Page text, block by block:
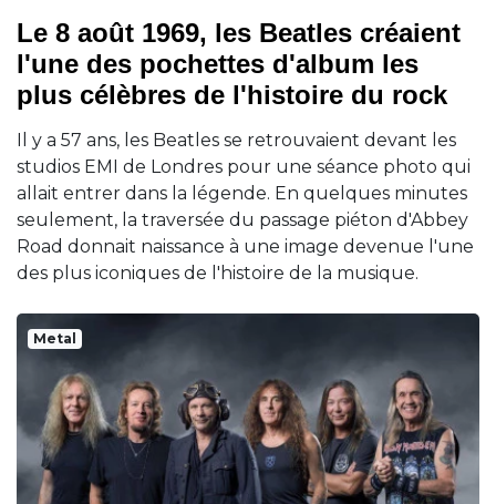
Le 8 août 1969, les Beatles créaient
l'une des pochettes d'album les
plus célèbres de l'histoire du rock
Il y a 57 ans, les Beatles se retrouvaient devant les
studios EMI de Londres pour une séance photo qui
allait entrer dans la légende. En quelques minutes
seulement, la traversée du passage piéton d'Abbey
Road donnait naissance à une image devenue l'une
des plus iconiques de l'histoire de la musique.
Metal